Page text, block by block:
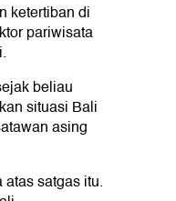
ketertiban di
pariwisata
beliau
situasi Bali
asing
satgas itu.